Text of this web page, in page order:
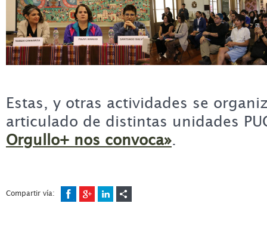
Estas, y otras actividades se
articulado de distintas unidades
Orgullo+ nos convoca».
Compartir vía: